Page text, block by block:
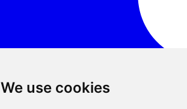
We use cookies